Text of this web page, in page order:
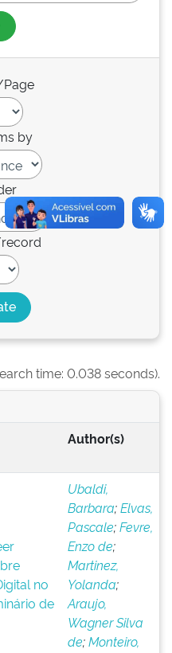
by
time: 0.038 seconds).
Author(s)
no
de
Ubaldi,
Barbara;Elvas,
Pascale;Fevre,
Enzo de;
Martinez,
Yolanda;
Araujo,
Wagner Silva
de;Monteiro,